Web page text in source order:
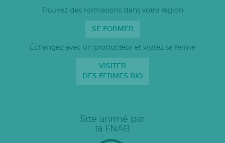
Trouvez des formations dans votre région
SE FORMER
Échangez avec un producteur et visitez sa ferme
VISITER
DES FERMES BIO
Site animé par
la FNAB